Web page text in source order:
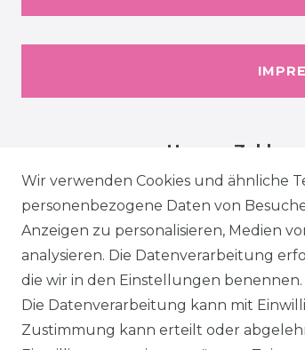
Unsere
Wir verwenden Cookies und ähnliche
personenbezogene Daten von
Anzeigen zu personalisieren, Medien
analysieren. Die Datenverarbeitung
die wir in den Einstellungen benennen.
Die Datenverarbeitung kann mit
Zustimmung kann erteilt oder